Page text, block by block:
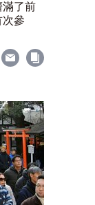
滿了前
次參